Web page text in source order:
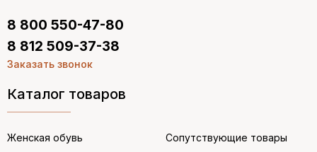
Каталог товаров
Женская обувь
Сопутствующие товары
8 800 550-47-80
8 812 509-37-38
Заказать звонок